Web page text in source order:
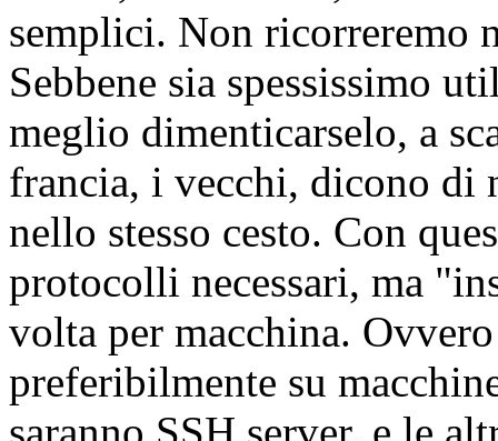
semplici. Non ricorreremo
Sebbene sia spessissimo
meglio dimenticarselo, a
francia, i vecchi, dicono di
nello stesso cesto. Con
protocolli necessari, ma
volta per macchina.
preferibilmente su